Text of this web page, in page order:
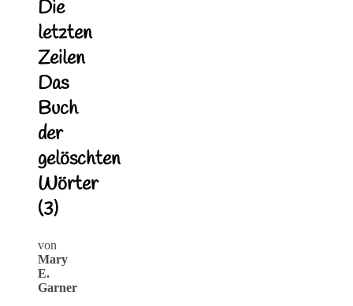
Die
letzten
Zeilen
Das
Buch
der
gelöschten
Wörter
(3)
von
Mary
E.
Garner